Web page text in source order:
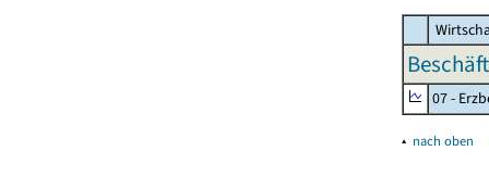
07 -
▴ nach oben